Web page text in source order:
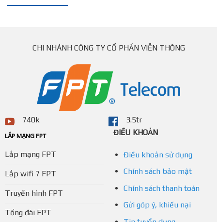
CHI NHÁNH CÔNG TY CỔ PHẦN VIỄN THÔNG
740k 3.5tr
LẮP MẠNG FPT
Lắp mạng FPT
Lắp wifi 7 FPT
Truyền hình FPT
Tổng đài FPT
ĐIỀU KHOẢN
Điều khoản sử dụng
Chính sách bảo mật
Chính sách thanh toán
Gửi góp ý, khiếu nại